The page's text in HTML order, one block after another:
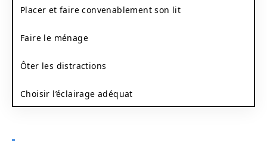
Placer et faire convenablement son lit
Faire le ménage
Ôter les distractions
Choisir l’éclairage adéquat